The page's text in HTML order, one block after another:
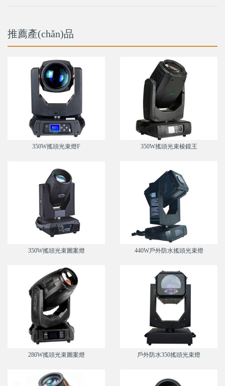
推薦產(chǎn)品
350W搖頭光束燈F 350W搖頭光束棱鏡王
350W搖頭光束圖案燈 440W戶外防水搖頭光束燈
280W搖頭光束圖案燈 戶外防水350搖頭光束燈